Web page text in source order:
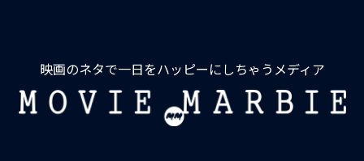
映画のネタで一日をハッピーにしちゃうメディア
MOVIE
MARBIE